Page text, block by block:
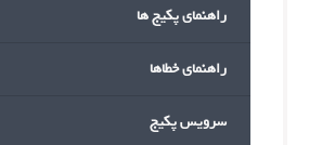
راهنمای پکیج ها
راهنمای خطاها
سرویس پکیج